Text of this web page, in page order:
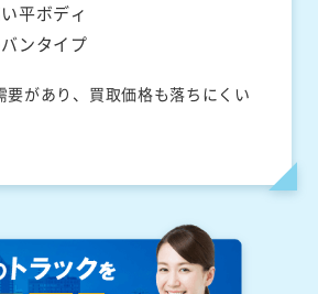
平ボディ
ンタイプ
要があり、買取価格も落ちにくい